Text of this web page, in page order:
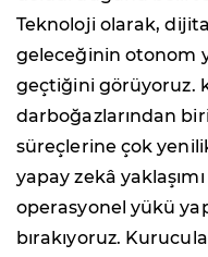
Teknoloji olarak,
geleceğinin otonom
geçtiğini görüyoruz.
darboğazlarından
süreçlerine çok
yapay zekâ
operasyonel yükü
bırakıyoruz.